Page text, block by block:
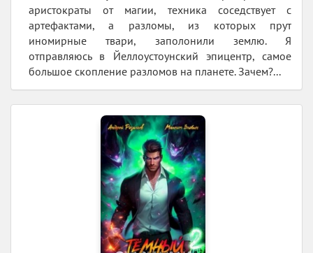
аристократы от магии, техника соседствует с
артефактами, а разломы, из которых прут
иномирные твари, заполонили землю. Я
отправляюсь в Йеллоустоунский эпицентр, самое
большое скопление разломов на планете. Зачем?...